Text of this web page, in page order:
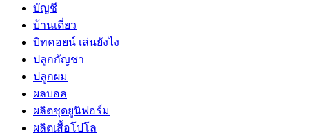
บัญชี
บ้านเดี่ยว
บิทคอยน์ เล่นยังไง
ปลูกกัญชา
ปลูกผม
ผลบอล
ผลิตชุดยูนิฟอร์ม
ผลิตเสื้อโปโล